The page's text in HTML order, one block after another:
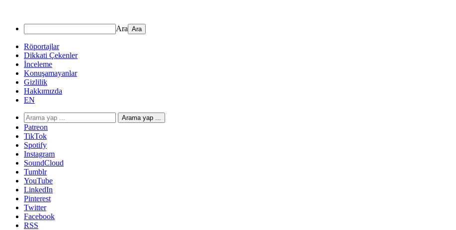
Ara
Röportajlar
Dikkati Çekenler
İnceleme
Konuşamayanlar
Gizlilik
Hakkımızda
EN
Arama yap ...
Patreon
TikTok
Spotify
Instagram
SoundCloud
Tumblr
YouTube
LinkedIn
Pinterest
Twitter
Facebook
RSS